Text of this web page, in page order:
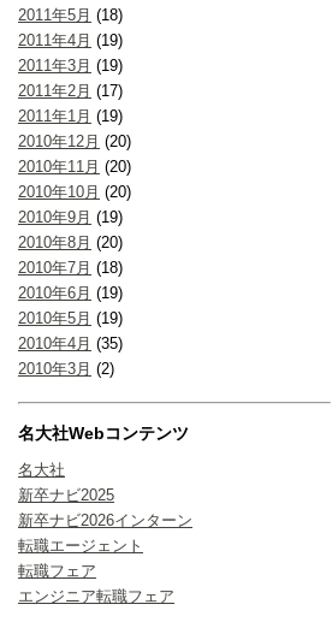
2011年5月 (18)
2011年4月 (19)
2011年3月 (19)
2011年2月 (17)
2011年1月 (19)
2010年12月 (20)
2010年11月 (20)
2010年10月 (20)
2010年9月 (19)
2010年8月 (20)
2010年7月 (18)
2010年6月 (19)
2010年5月 (19)
2010年4月 (35)
2010年3月 (2)
名大社Webコンテンツ
名大社
新卒ナビ2025
新卒ナビ2026インターン
転職エージェント
転職フェア
エンジニア転職フェア